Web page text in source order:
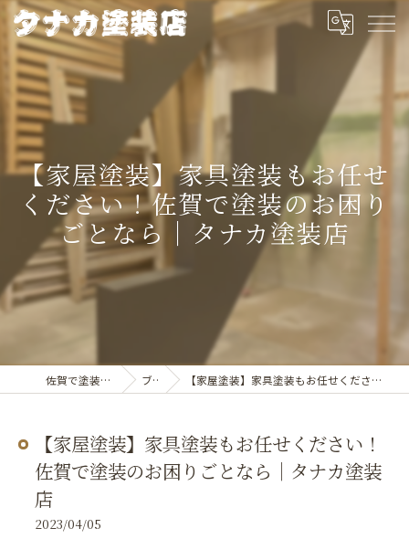
【家屋塗装】家具塗装もお任せ
ください！佐賀で塗装のお困り
ごとなら｜タナカ塗装店
佐賀で塗装ならタナカ塗装店 ブログ 【家屋塗装】家具塗装もお任せください！佐賀で塗装のお困りごとなら｜タナカ塗装店
【家屋塗装】家具塗装もお任せください！
佐賀で塗装のお困りごとなら｜タナカ塗装
店
2023/04/05